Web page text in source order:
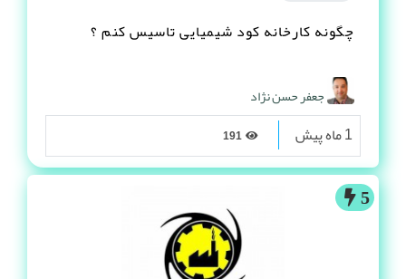
چگونه کارخانه کود شیمیایی تاسیس کنم ؟
جعفر حسن نژاد
1 ماه پیش
5